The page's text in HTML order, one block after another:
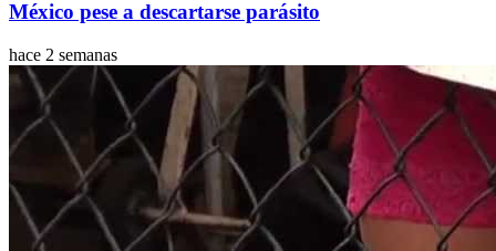
México pese a descartarse parásito
hace 2 semanas